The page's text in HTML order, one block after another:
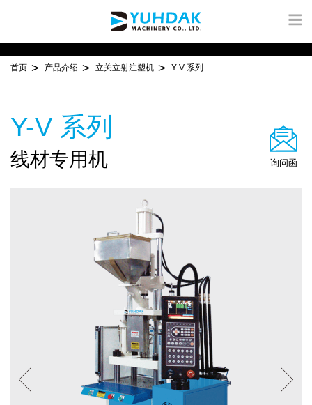
首页 产品介绍 立关立射注塑机 Y-V 系列
Y-V 系列
线材专用机 询问函